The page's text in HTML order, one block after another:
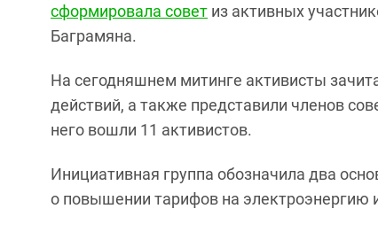
сформировала совет из активных
Баграмяна.
На сегодняшнем митинге активисты
действий, а также представили членов
него вошли 11 активистов.
Инициативная группа обозначила два
о повышении тарифов на электроэнергию